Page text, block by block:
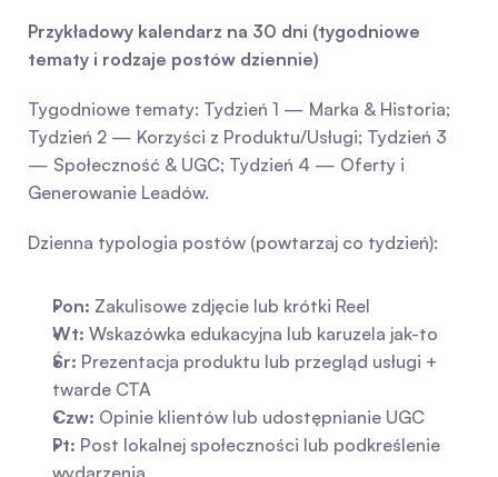
Przykładowy kalendarz na 30 dni (tygodniowe
tematy i rodzaje postów dziennie)
Tygodniowe tematy: Tydzień 1 — Marka & Historia;
Tydzień 2 — Korzyści z Produktu/Usługi; Tydzień 3
— Społeczność & UGC; Tydzień 4 — Oferty i
Generowanie Leadów.
Dzienna typologia postów (powtarzaj co tydzień):
Pon: Zakulisowe zdjęcie lub krótki Reel
Wt: Wskazówka edukacyjna lub karuzela jak-to
Śr: Prezentacja produktu lub przegląd usługi +
twarde CTA
Czw: Opinie klientów lub udostępnianie UGC
Pt: Post lokalnej społeczności lub podkreślenie
wydarzenia